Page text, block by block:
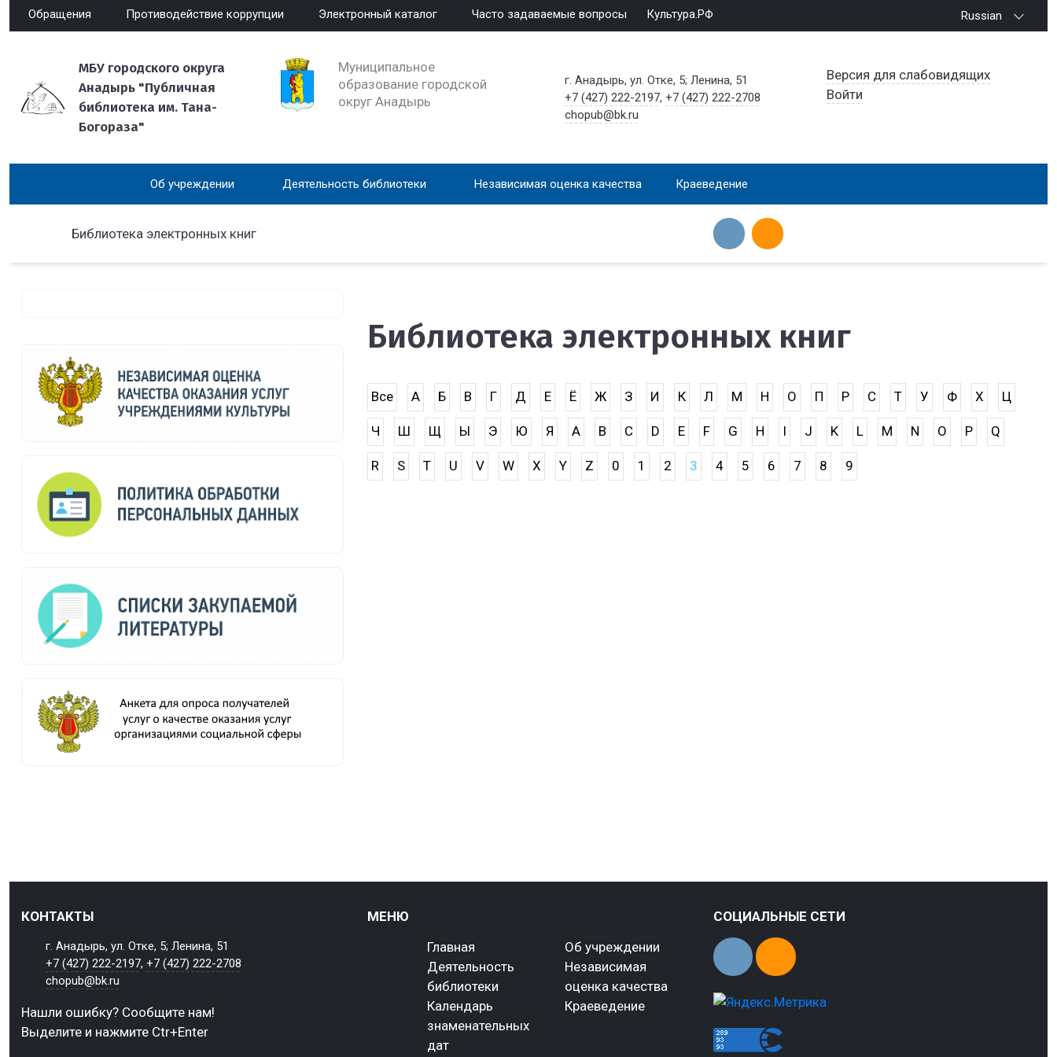
Обращения Противодействие коррупции Электронный каталог Часто задаваемые вопросы Культура.РФ Russian
МБУ городского округа
Анадырь "Публичная
библиотека им. Тана-
Богораза"
Муниципальное
образование городской
округ Анадырь
г. Анадырь, ул. Отке, 5; Ленина, 51
+7 (427) 222-2197,+7 (427) 222-2708
chopub@bk.ru
Версия для слабовидящих
Войти
Об учреждении Деятельность библиотеки Независимая оценка качества Краеведение
Библиотека электронных книг
Библиотека электронных книг
Все А Б В Г Д Е Ё Ж З И К Л М Н О П Р С Т У Ф Х Ц
Ч Ш Щ Ы Э Ю Я A B C D E F G H I J K L M N O P Q
R S T U V W X Y Z 0 1 2 3 4 5 6 7 8 9
КОНТАКТЫ
г. Анадырь, ул. Отке, 5; Ленина, 51
+7 (427) 222-2197,+7 (427) 222-2708
chopub@bk.ru
Нашли ошибку? Сообщите нам!
Выделите и нажмите Ctr+Enter
МЕНЮ
Главная
Об учреждении
Деятельность
библиотеки
Независимая
оценка качества
Календарь
знаменательных
дат
Краеведение
СОЦИАЛЬНЫЕ СЕТИ